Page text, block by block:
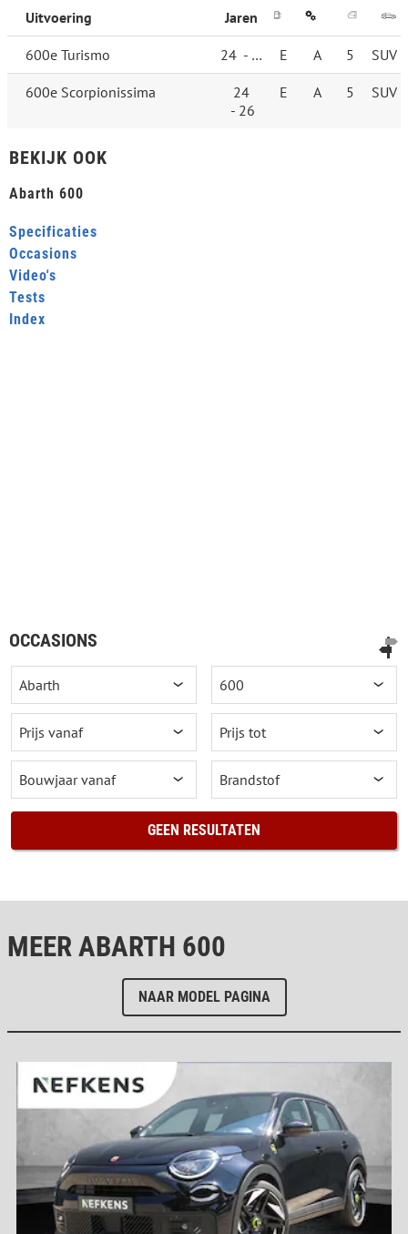
Uitvoering Jaren
600e Turismo 24 - … E A 5 SUV
600e Scorpionissima
24
- 26
E A 5 SUV
BEKIJK OOK
Abarth 600
Specificaties
Occasions
Video's
Tests
Index
OCCASIONS
GEEN RESULTATEN
MEER ABARTH 600
NAAR MODEL PAGINA